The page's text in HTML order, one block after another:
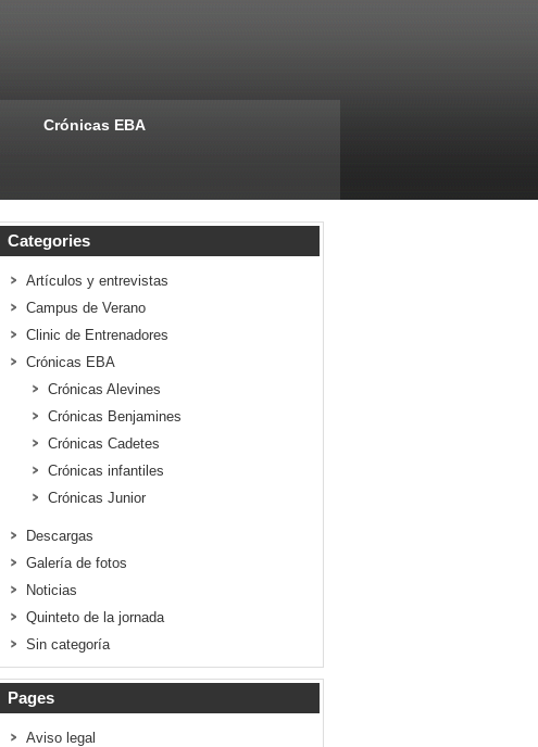
Crónicas EBA
Categories
Artículos y entrevistas
Campus de Verano
Clinic de Entrenadores
Crónicas EBA
Crónicas Alevines
Crónicas Benjamines
Crónicas Cadetes
Crónicas infantiles
Crónicas Junior
Descargas
Galería de fotos
Noticias
Quinteto de la jornada
Sin categoría
Pages
Aviso legal